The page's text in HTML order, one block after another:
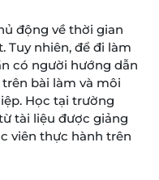
động về thời gian
Tuy nhiên, để đi làm
có người hướng dẫn
bài làm và môi
Học tại trường
tài liệu được giảng
viên thực hành trên